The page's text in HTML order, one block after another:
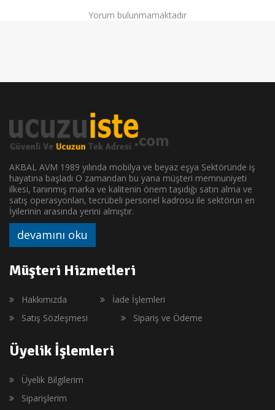
Yorum bulunmamaktadır
AKBAL AVM 1989 yılında mobilya ve beyaz eşya Sektöründe iş
hayatına başladı O zamandan bu yana müşteri memnuniyeti
ilkesi, tanınmış marka ve kalitenin önem taşıdığı satın alma ve
satış operasyonları, tecrübeli personel kadrosu ile sektörün en
İyilerinin arasında yerini almıştır.
devamını oku
Müşteri Hizmetleri
Hakkımızda
İade İşlemleri
Satış Sözleşmesi
Sipariş ve Ödeme
Üyelik İşlemleri
Üyelik Bilgilerim
Siparişlerim